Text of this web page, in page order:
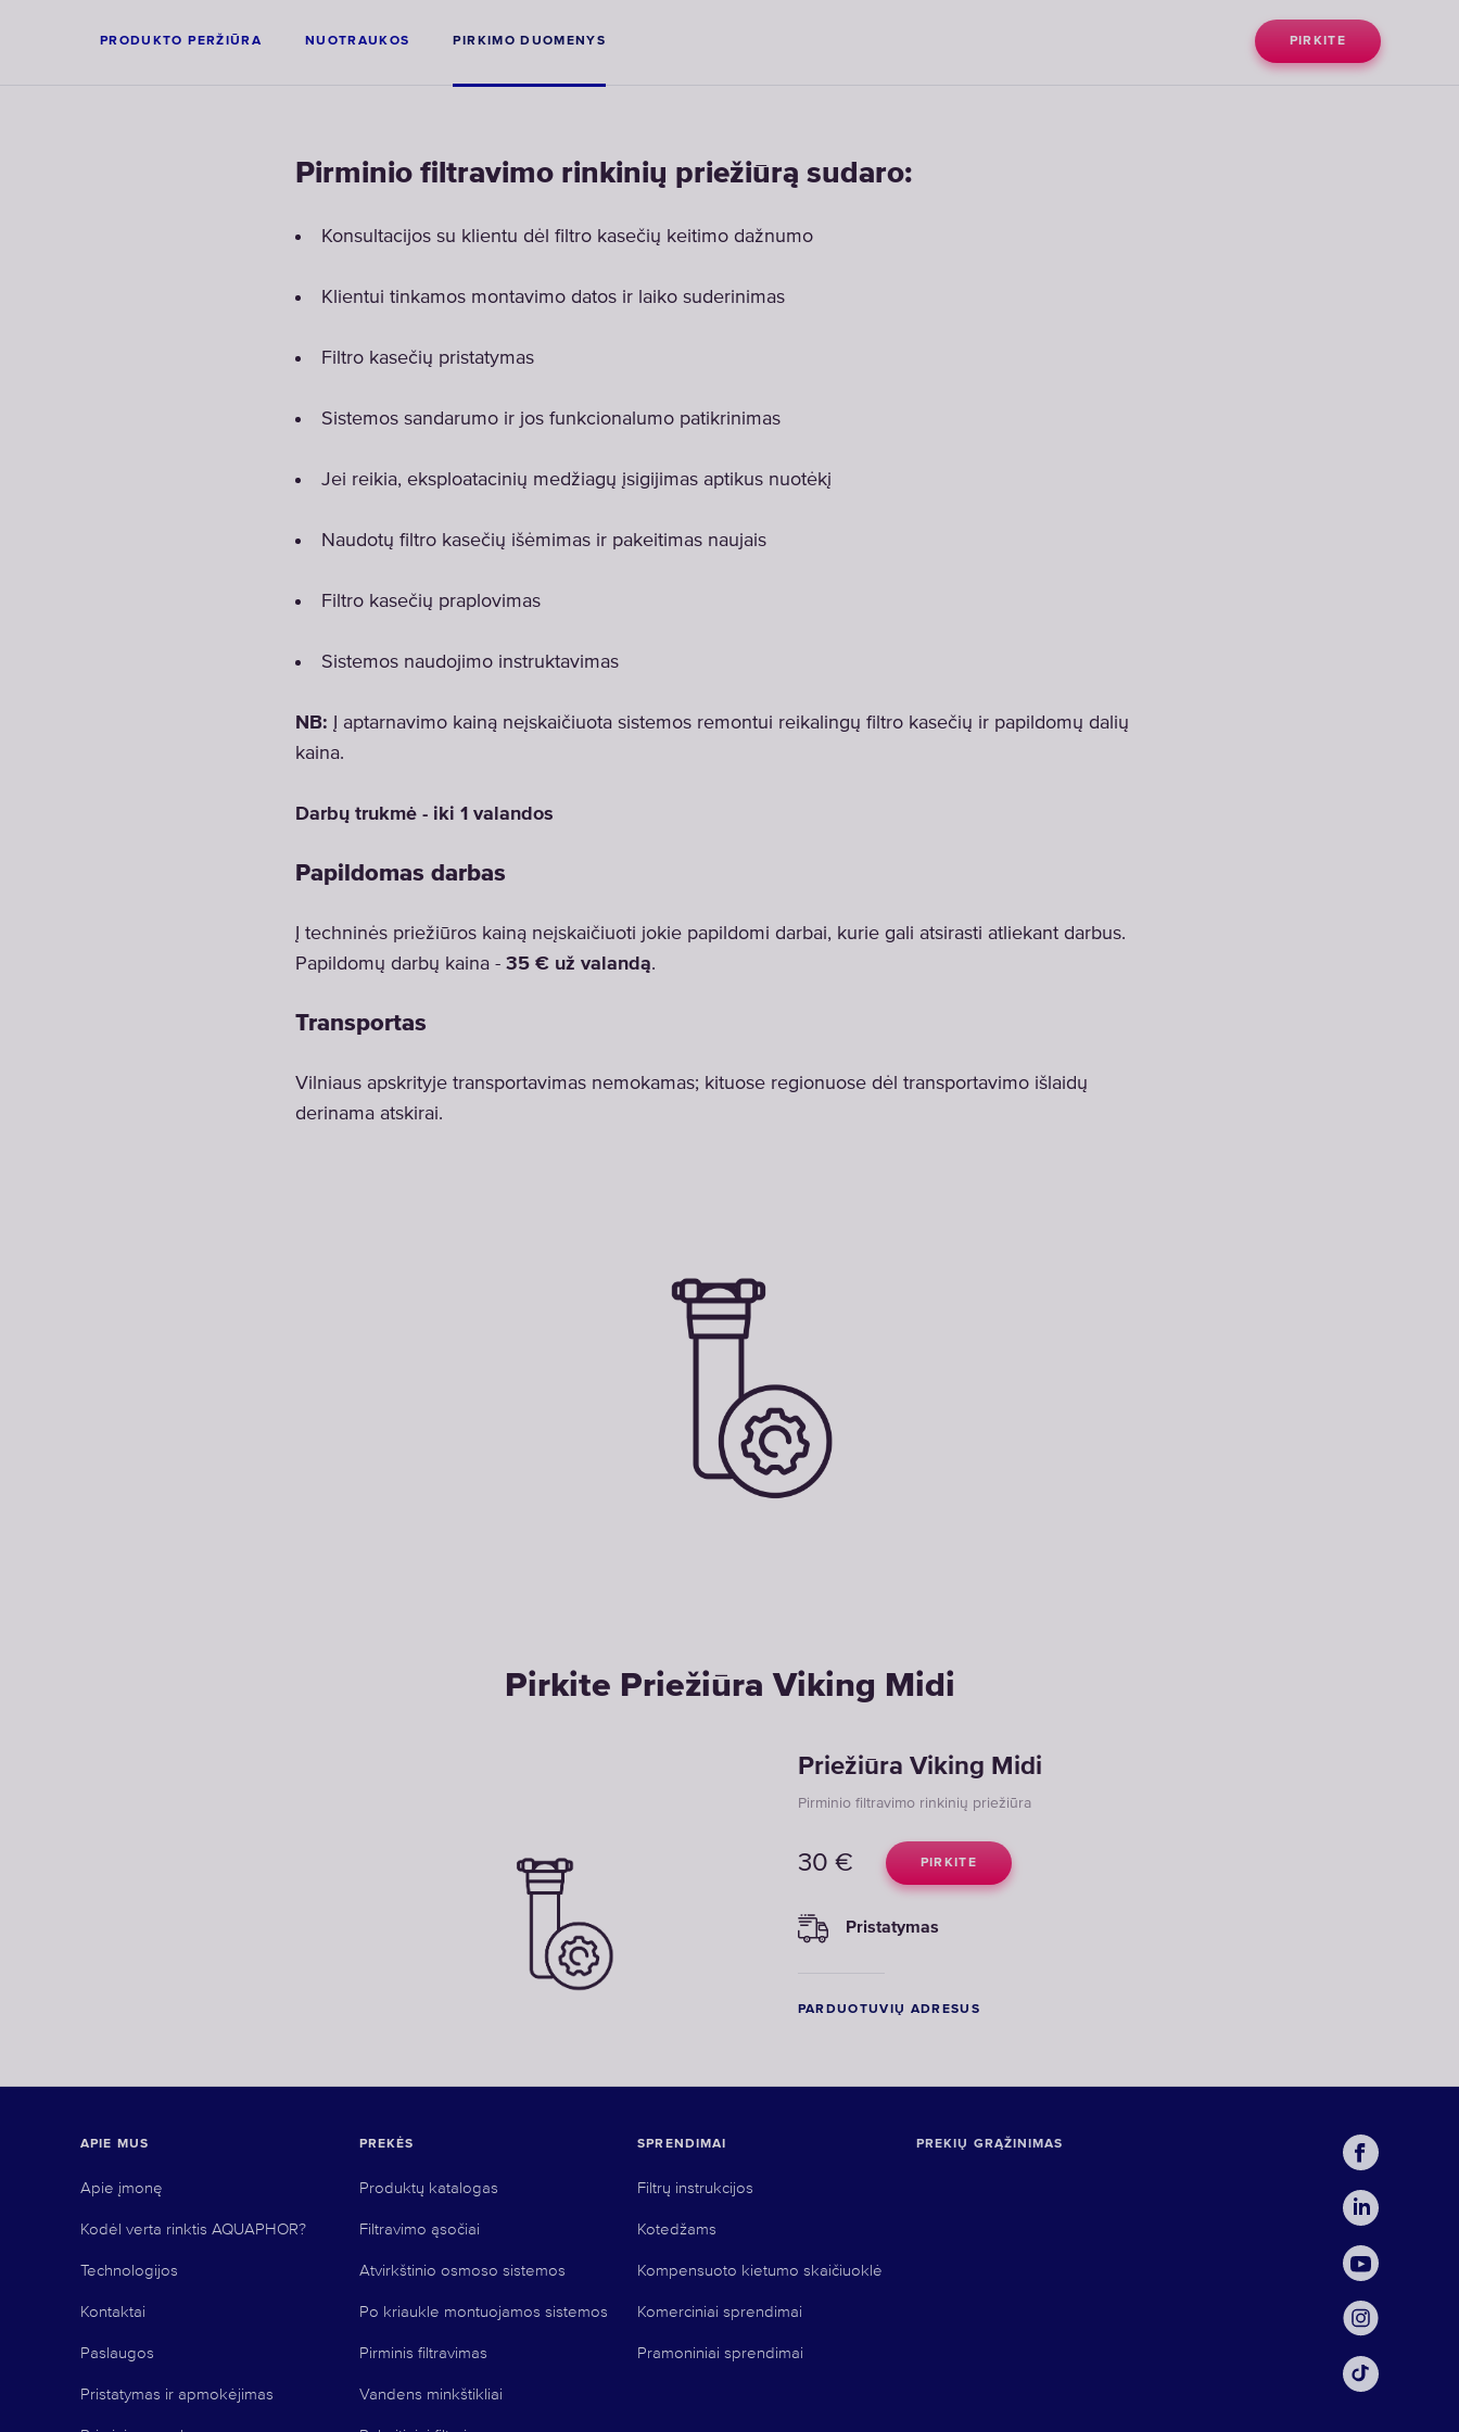
PRODUKTO PERŽIŪRA NUOTRAUKOS PIRKIMO DUOMENYS PIRKITE
Pirminio filtravimo rinkinių priežiūrą sudaro:
Konsultacijos su klientu dėl filtro kasečių keitimo dažnumo
Klientui tinkamos montavimo datos ir laiko suderinimas
Filtro kasečių pristatymas
Sistemos sandarumo ir jos funkcionalumo patikrinimas
Jei reikia, eksploatacinių medžiagų įsigijimas aptikus nuotėkį
Naudotų filtro kasečių išėmimas ir pakeitimas naujais
Filtro kasečių praplovimas
Sistemos naudojimo instruktavimas
NB: Į aptarnavimo kainą neįskaičiuota sistemos remontui reikalingų filtro kasečių ir papildomų dalių
kaina.
Darbų trukmė - iki 1 valandos
Papildomas darbas
Į techninės priežiūros kainą neįskaičiuoti jokie papildomi darbai, kurie gali atsirasti atliekant darbus.
Papildomų darbų kaina - 35 € už valandą.
Transportas
Vilniaus apskrityje transportavimas nemokamas; kituose regionuose dėl transportavimo išlaidų
derinama atskirai.
Pirkite Priežiūra Viking Midi
Priežiūra Viking Midi
Pirminio filtravimo rinkinių priežiūra
30 € PIRKITE
Pristatymas
PARDUOTUVIŲ ADRESUS
APIE MUS
Apie įmonę
Kodėl verta rinktis AQUAPHOR?
Technologijos
Kontaktai
Paslaugos
Pristatymas ir apmokėjimas
PREKĖS
Produktų katalogas
Filtravimo ąsočiai
Atvirkštinio osmoso sistemos
Po kriaukle montuojamos sistemos
Pirminis filtravimas
Vandens minkštikliai
SPRENDIMAI
Filtrų instrukcijos
Kotedžams
Kompensuoto kietumo skaičiuoklė
Komerciniai sprendimai
Pramoniniai sprendimai
PREKIŲ GRĄŽINIMAS